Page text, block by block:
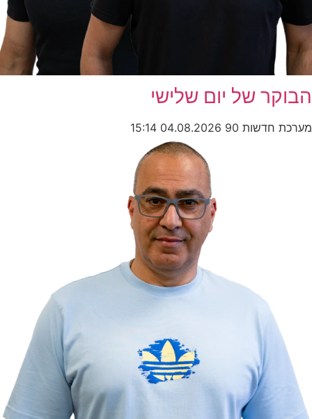
הבוקר של יום שלישי
מערכת חדשות 90 04.08.2026
15:14